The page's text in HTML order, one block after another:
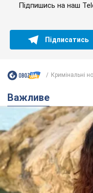
Підпишись на наш
Підписатись
Кримінальні
Важливе